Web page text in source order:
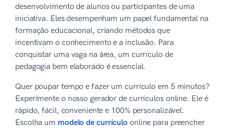
desenvolvimento de alunos ou participantes de uma
iniciativa. Eles desempenham um papel fundamental na
formação educacional, criando métodos que
incentivam o conhecimento e a inclusão. Para
conquistar uma vaga na área, um currículo de
pedagogia bem elaborado é essencial.
Quer poupar tempo e fazer um currículo em 5 minutos?
Experimente o nosso gerador de currículos online. Ele é
rápido, fácil, conveniente e 100% personalizável.
Escolha um modelo de currículo online para preencher